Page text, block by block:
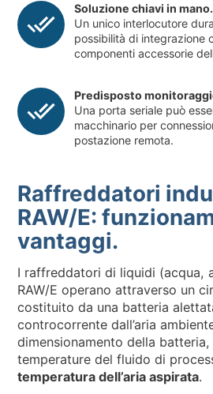
Soluzione chiavi in mano.
Un unico interlocutore
possibilità di integrazione
componenti accessorie
Predisposto
Una porta seriale può
macchinario per
postazione remota.
Raffreddatori
RAW/E:
vantaggi.
I raffreddatori di liquidi (acqua,
RAW/E operano attraverso un
costituito da una batteria
controcorrente dall’aria
dimensionamento della
temperature del fluido di
temperatura dell’aria aspirata.